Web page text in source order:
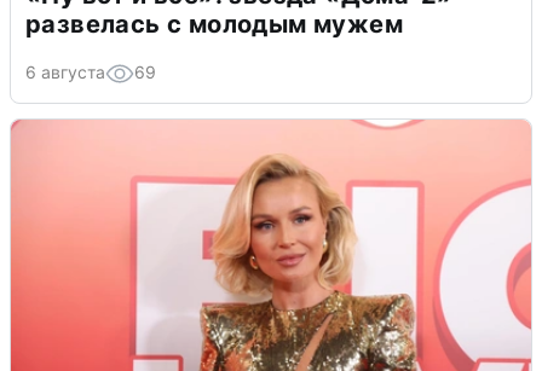
развелась с молодым мужем
6 августа 69